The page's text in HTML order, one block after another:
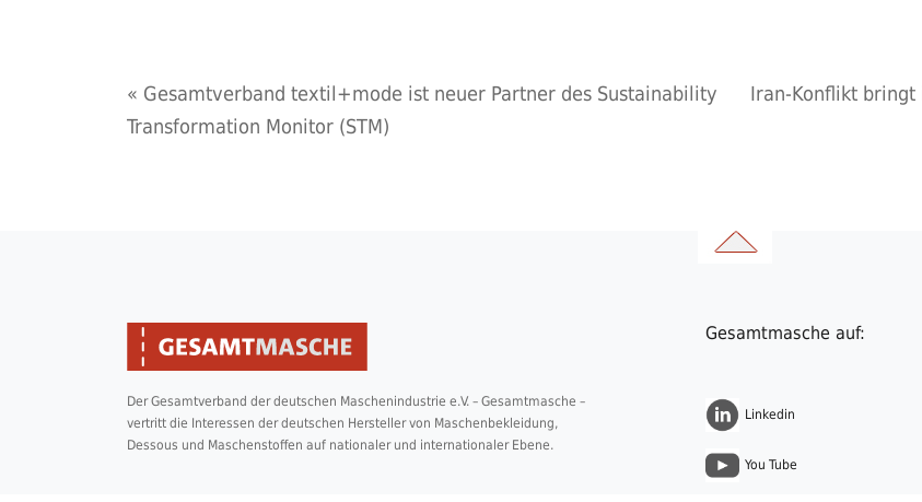
« Gesamtverband textil+mode ist neuer Partner des Sustainability
Transformation Monitor (STM)
Iran-Konflikt
Der Gesamtverband der deutschen Maschenindustrie e.V. – Gesamtmasche –
vertritt die Interessen der deutschen Hersteller von Maschenbekleidung,
Dessous und Maschenstoffen auf nationaler und internationaler Ebene.
Gesamtmasche auf:
Linkedin
You Tube